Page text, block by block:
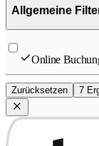
Allgemeine
Online
Zurücksetzen 7